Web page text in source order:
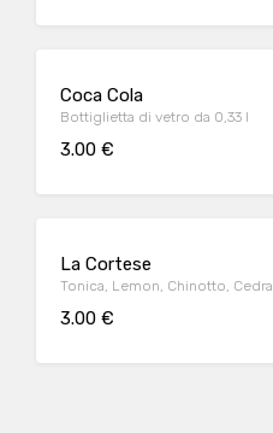
Coca Cola
Bottiglietta di vetro da 0,33 l
3.00 €
La Cortese
Tonica, Lemon, Chinotto,
3.00 €